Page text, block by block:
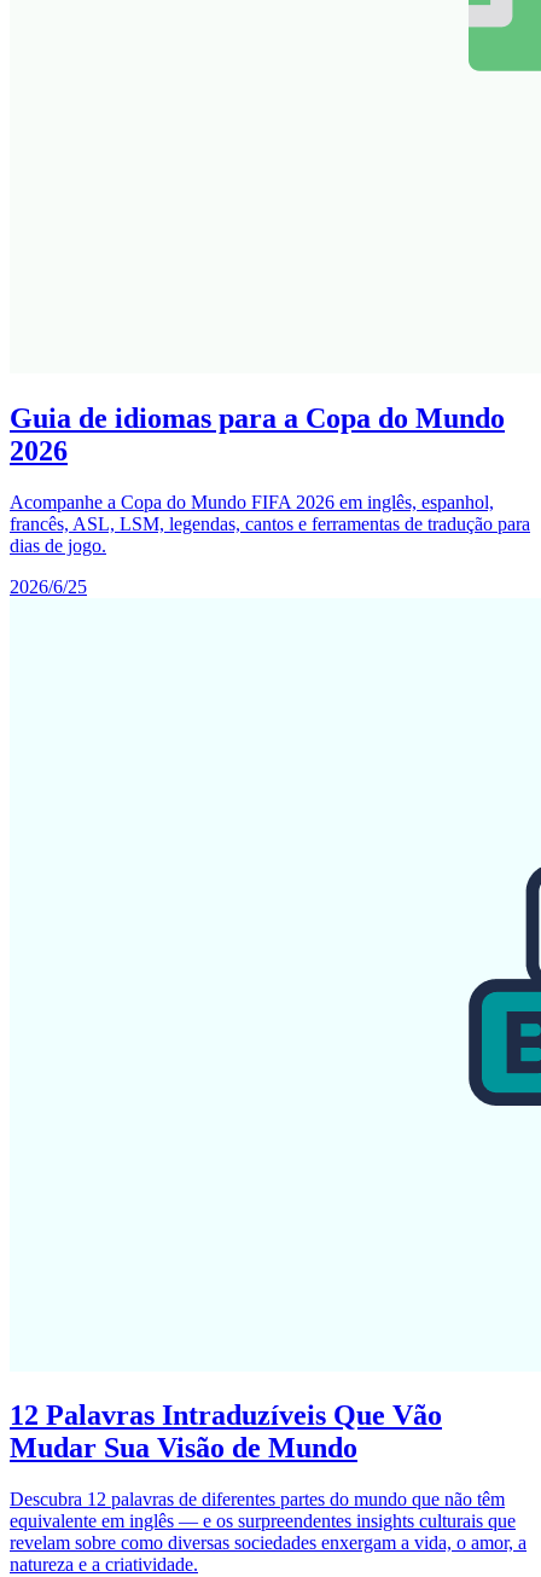
Guia de idiomas para a Copa do Mundo
2026
Acompanhe a Copa do Mundo FIFA 2026 em inglês, espanhol,
francês, ASL, LSM, legendas, cantos e ferramentas de tradução para
dias de jogo.
2026/6/25
12 Palavras Intraduzíveis Que Vão
Mudar Sua Visão de Mundo
Descubra 12 palavras de diferentes partes do mundo que não têm
equivalente em inglês — e os surpreendentes insights culturais que
revelam sobre como diversas sociedades enxergam a vida, o amor, a
natureza e a criatividade.